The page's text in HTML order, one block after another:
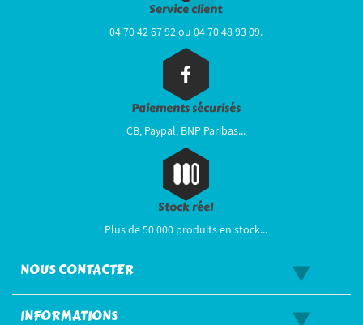
Service client
04 70 42 67 92 ou 04 70 48 93 09.
Paiements sécurisés
CB, Paypal, BNP Paribas...
Stock réel
Plus de 50 000 produits en stock...
NOUS CONTACTER
INFORMATIONS